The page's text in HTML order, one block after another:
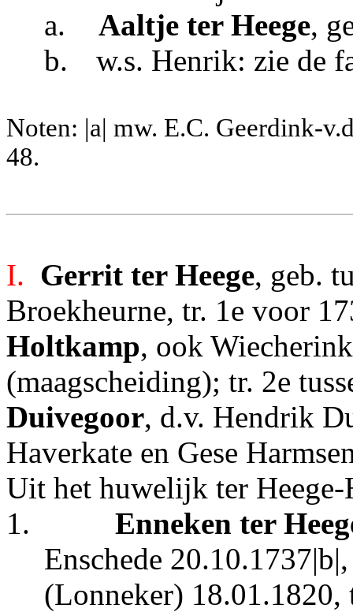
a.
Aaltje ter Heege,
b.
w.s. Henrik: zie de
Noten: |a| mw. E.C. Geerdink-
48.
I. Gerrit ter Heege, geb.
Broekheurne, tr. 1e voor
Holtkamp, ook
(maagscheiding); tr. 2e
Duivegoor, d.v. Hendrik
Haverkate en Gese
Uit het huwelijk ter
1.
Enneken ter
Enschede
(Lonneker)